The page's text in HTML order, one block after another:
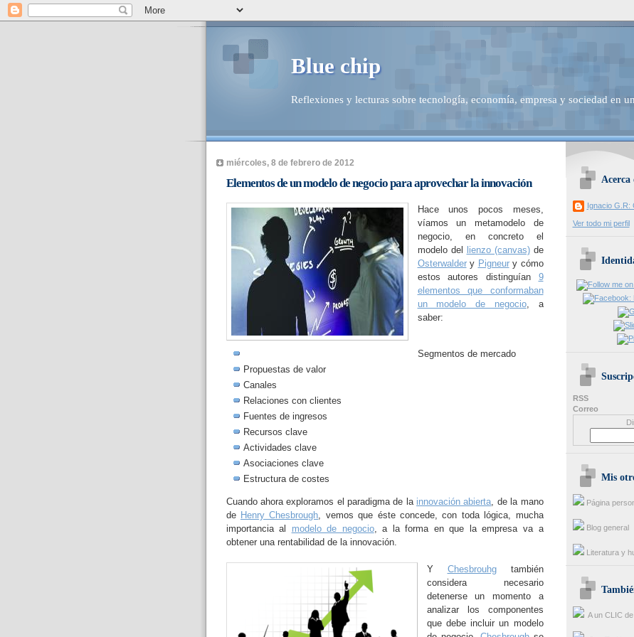
Blue chip
Reflexiones y lecturas sobre tecnología, economía, empresa y sociedad en
miércoles, 8 de febrero de 2012
Elementos de un modelo de negocio para aprovechar la innovación
Hace unos pocos meses,
víamos un metamodelo de
negocio, en concreto el
modelo del
lienzo (canvas)de
Osterwaldery Pigneury cómo
estos autores distinguían 9
elementos que conformaban
un modelo de negocio, a
saber:
Segmentos de mercado
Propuestas de valor
Canales
Relaciones con clientes
Fuentes de ingresos
Recursos clave
Actividades clave
Asociaciones clave
Estructura de costes
Cuando ahora exploramos el paradigma de la innovación abierta , de la mano
de Henry Chesbrough , vemos que éste concede, con toda lógica, mucha
importancia al modelo de negocio, a la forma en que la empresa va a
obtener una rentabilidad de la innovación.
Y Chesbrouhgtambién
considera necesario
detenerse un momento a
analizar los componentes
que debe incluir un modelo
Acerca
Ignacio G.R:
Ver todo mi perfil
RSS
Correo
Mis
Página
Blog general
Literatura y
A un CLIC de